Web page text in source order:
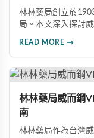
林林藥局創立於
局。本文深入探討
READ MORE →
林林藥局威而鋼
南
林林藥局作為台灣